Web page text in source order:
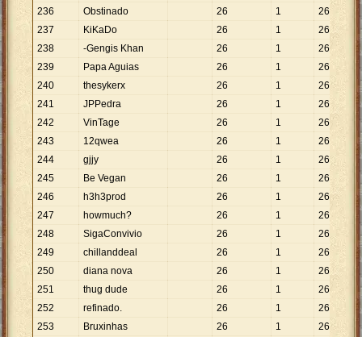
236
Obstinado 26 1
26
237
KiKaDo 26 1
26
238
-Gengis Khan 26 1
26
239
Papa Aguias 26 1
26
240
thesykerx 26 1
26
241
JPPedra 26 1
26
242
VinTage 26 1
26
243
12qwea 26 1
26
244
gjjy 26 1
26
245
Be Vegan 26 1
26
246
h3h3prod 26 1
26
247
howmuch? 26 1
26
248
SigaConvivio 26 1
26
249
chillanddeal 26 1
26
250
diana nova 26 1
26
251
thug dude 26 1
26
252
refinado. 26 1
26
253
Bruxinhas 26 1
26